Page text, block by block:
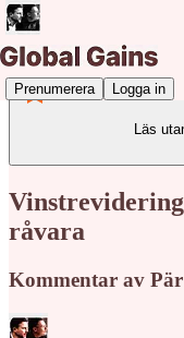
Prenumerera Logga in
Läs
råvara
Kommentar av